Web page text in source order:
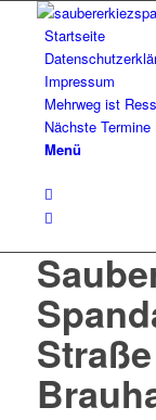
Startseite
Impressum
Mehrweg ist
Nächste Termine
Menü